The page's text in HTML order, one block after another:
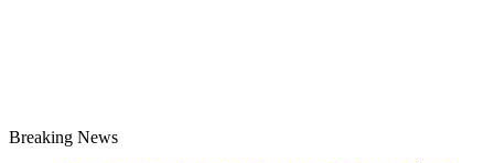
Breaking News